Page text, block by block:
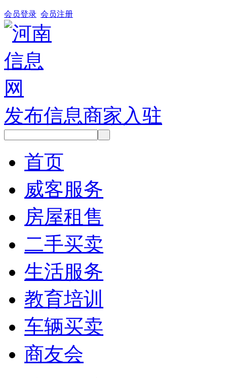
会员登录 会员注册
发布信息商家入驻
首页
威客服务
房屋租售
二手买卖
生活服务
教育培训
车辆买卖
商友会